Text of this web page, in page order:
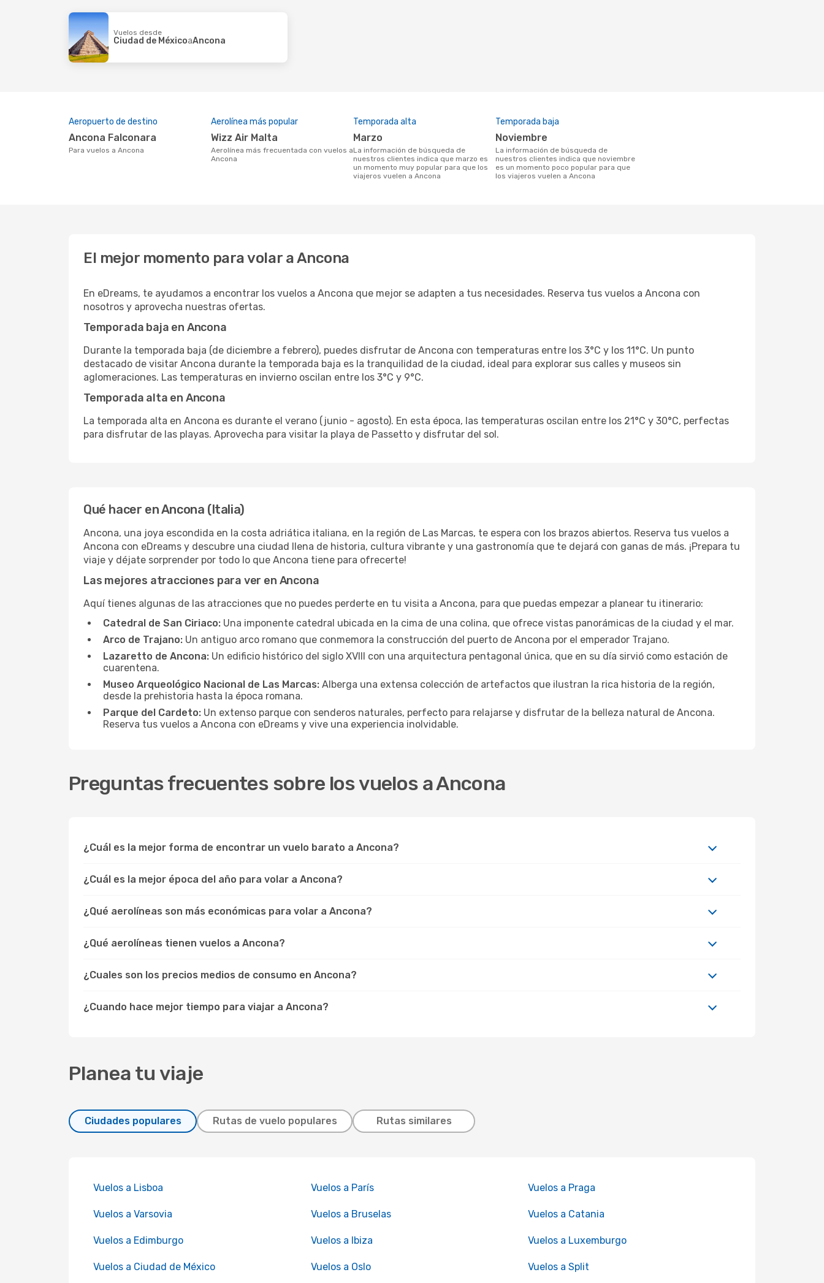
Vuelos desde
Ciudad de MéxicoaAncona
Aeropuerto de destino
Ancona Falconara
Para vuelos a Ancona
Aerolínea más popular
Wizz Air Malta
Aerolínea más frecuentada con vuelos a
Ancona
Temporada alta
marzo
La información de búsqueda de
nuestros clientes indica que marzo es
un momento muy popular para que los
viajeros vuelen a Ancona
Temporada baja
noviembre
La información de búsqueda de
nuestros clientes indica que noviembre
es un momento poco popular para que
los viajeros vuelen a Ancona
El mejor momento para volar a Ancona
En eDreams, te ayudamos a encontrar los vuelos a Ancona que mejor se adapten a tus necesidades. Reserva tus vuelos a Ancona con
nosotros y aprovecha nuestras ofertas.
Temporada baja en Ancona
Durante la temporada baja (de diciembre a febrero), puedes disfrutar de Ancona con temperaturas entre los 3°C y los 11°C. Un punto
destacado de visitar Ancona durante la temporada baja es la tranquilidad de la ciudad, ideal para explorar sus calles y museos sin
aglomeraciones. Las temperaturas en invierno oscilan entre los 3°C y 9°C.
Temporada alta en Ancona
La temporada alta en Ancona es durante el verano (junio - agosto). En esta época, las temperaturas oscilan entre los 21°C y 30°C, perfectas
para disfrutar de las playas. Aprovecha para visitar la playa de Passetto y disfrutar del sol.
Qué hacer en Ancona (Italia)
Ancona, una joya escondida en la costa adriática italiana, en la región de Las Marcas, te espera con los brazos abiertos. Reserva tus vuelos a
Ancona con eDreams y descubre una ciudad llena de historia, cultura vibrante y una gastronomía que te dejará con ganas de más. ¡Prepara tu
viaje y déjate sorprender por todo lo que Ancona tiene para ofrecerte!
Las mejores atracciones para ver en Ancona
Aquí tienes algunas de las atracciones que no puedes perderte en tu visita a Ancona, para que puedas empezar a planear tu itinerario:
Catedral de San Ciriaco: Una imponente catedral ubicada en la cima de una colina, que ofrece vistas panorámicas de la ciudad y el mar.
Arco de Trajano: Un antiguo arco romano que conmemora la construcción del puerto de Ancona por el emperador Trajano.
Lazaretto de Ancona: Un edificio histórico del siglo XVIII con una arquitectura pentagonal única, que en su día sirvió como estación de
cuarentena.
Museo Arqueológico Nacional de Las Marcas: Alberga una extensa colección de artefactos que ilustran la rica historia de la región,
desde la prehistoria hasta la época romana.
Parque del Cardeto: Un extenso parque con senderos naturales, perfecto para relajarse y disfrutar de la belleza natural de Ancona.
Reserva tus vuelos a Ancona con eDreams y vive una experiencia inolvidable.
Preguntas frecuentes sobre los vuelos a Ancona
¿Cuál es la mejor forma de encontrar un vuelo barato a Ancona?
¿Cuál es la mejor época del año para volar a Ancona?
¿Qué aerolíneas son más económicas para volar a Ancona?
¿Qué aerolíneas tienen vuelos a Ancona?
¿Cuales son los precios medios de consumo en Ancona?
¿Cuando hace mejor tiempo para viajar a Ancona?
Planea tu viaje
Ciudades populares Rutas de vuelo populares Rutas similares
Vuelos a Lisboa Vuelos a París Vuelos a Praga
Vuelos a Varsovia Vuelos a Bruselas Vuelos a Catania
Vuelos a Edimburgo Vuelos a Ibiza Vuelos a Luxemburgo
Vuelos a Ciudad de México Vuelos a Oslo Vuelos a Split